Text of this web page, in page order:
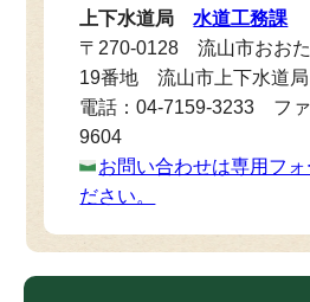
上下水道局水道工務課
〒270-0128 流山市おおた
19番地 流山市上下水道局
電話：04-7159-3233 フ
9604
お問い合わせは専用フォ
ださい。